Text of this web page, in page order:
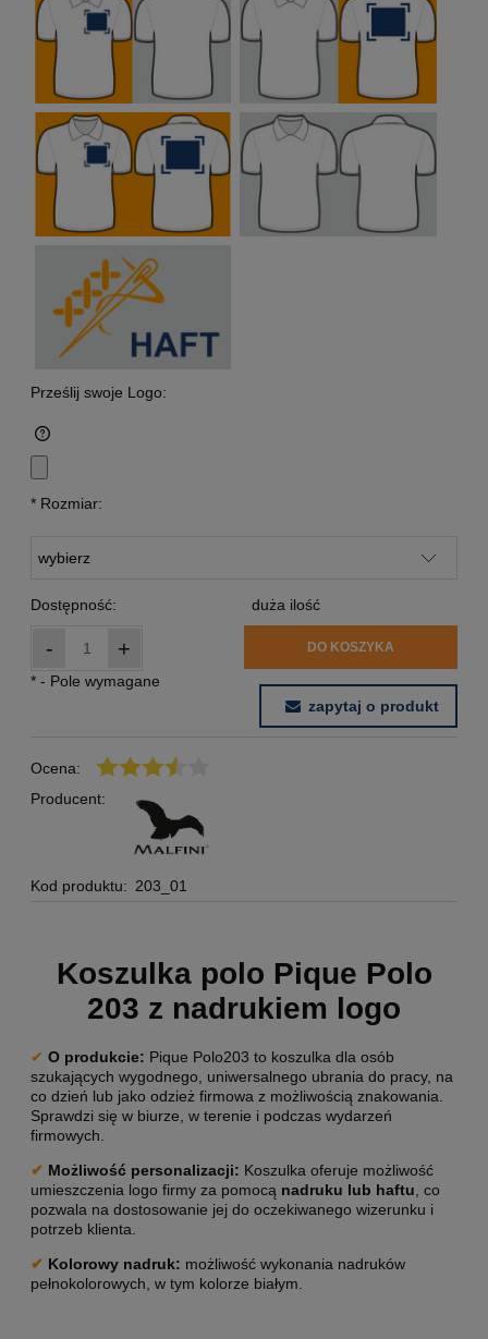
Prześlij swoje Logo:
* Rozmiar:
Dostępność: duża ilość
- + DO KOSZYKA
* - Pole wymagane
zapytaj o produkt
Ocena:
Producent:
Kod produktu: 203_01
Koszulka polo Pique Polo
203 z nadrukiem logo
✔ O produkcie: Pique Polo203 to koszulka dla osób
szukających wygodnego, uniwersalnego ubrania do pracy, na
co dzień lub jako odzież firmowa z możliwością znakowania.
Sprawdzi się w biurze, w terenie i podczas wydarzeń
firmowych.
✔ Możliwość personalizacji: Koszulka oferuje możliwość
umieszczenia logo firmy za pomocą nadruku lub haftu, co
pozwala na dostosowanie jej do oczekiwanego wizerunku i
potrzeb klienta.
✔ Kolorowy nadruk: możliwość wykonania nadruków
pełnokolorowych, w tym kolorze białym.